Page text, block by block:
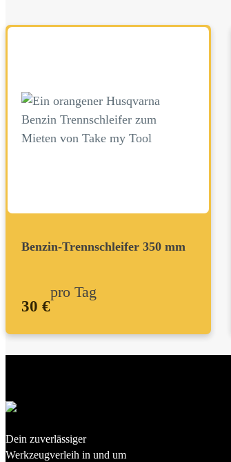
Benzin-Trennschleifer 350 mm
30 €
pro Tag
Dein zuverlässiger
Werkzeugverleih in und um